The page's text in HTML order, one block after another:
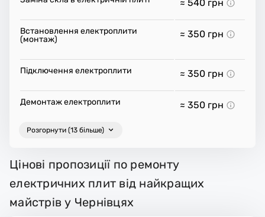
≈ 540 грн
Встановлення електроплити
(монтаж)
≈ 350 грн
Підключення електроплити ≈ 350 грн
Демонтаж електроплити ≈ 350 грн
Розгорнути (13 більше)
Цінові пропозиції по ремонту
електричних плит від найкращих
майстрів у Чернівцях